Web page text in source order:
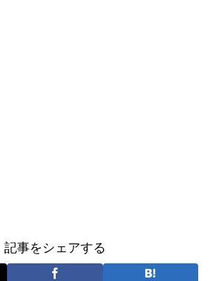
記事をシェアする